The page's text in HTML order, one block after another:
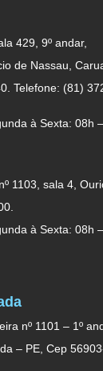
429, 9º andar,
de Nassau,
Telefone: (81)
à Sexta: 08h
1103, sala 4,
à Sexta: 08h
nº 1101 – 1º
– PE, Cep